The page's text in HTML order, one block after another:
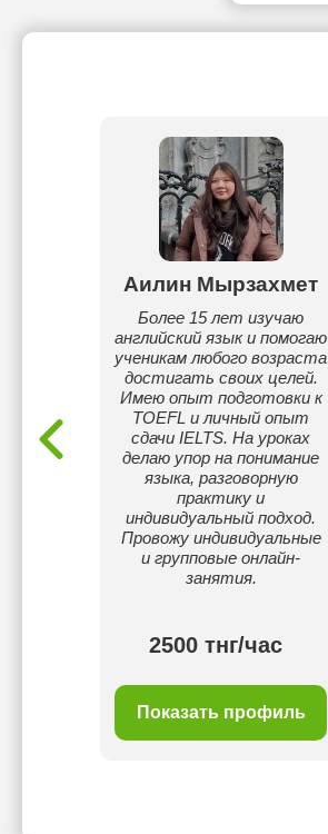
под
Аилин Мырзахмет
Более 15 лет изучаю
английский язык и помогаю
ученикам любого возраста
достигать своих целей.
Имею опыт подготовки к
TOEFL и личный опыт
сдачи IELTS. На уроках
делаю упор на понимание
языка, разговорную
практику и
индивидуальный подход.
Провожу индивидуальные
и групповые онлайн-
занятия.
2500 тнг/час
Показать профиль